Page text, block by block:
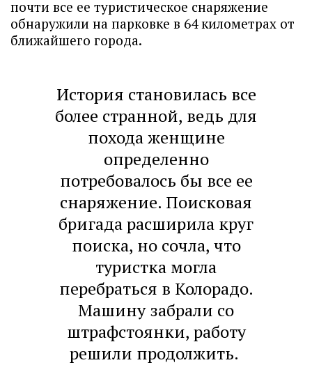
почти все ее туристическое снаряжение
обнаружили на парковке в 64 километрах от
ближайшего города.
История становилась все
более странной, ведь для
похода женщине
определенно
потребовалось бы все ее
снаряжение. Поисковая
бригада расширила круг
поиска, но сочла, что
туристка могла
перебраться в Колорадо.
Машину забрали со
штрафстоянки, работу
решили продолжить.